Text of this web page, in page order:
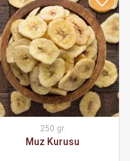
250 gr.
Muz Kurusu